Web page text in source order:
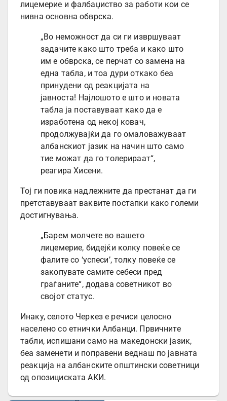
лицемерие и фалбаџиство за работи кои се
нивна основна обврска.
„Во неможност да си ги извршуваат
задачите како што треба и како што
им е обврска, се перчат со замена на
една табла, и тоа дури откако беа
принудени од реакцијата на
јавноста! Најлошото е што и новата
табла ја поставуваат како да е
изработена од некој ковач,
продолжувајќи да го омаловажуваат
албанскиот јазик на начин што само
тие можат да го толерираат“,
реагира Хисени.
Тој ги повика надлежните да престанат да ги
претставуваат ваквите постапки како големи
достигнувања.
„Барем молчете во вашето
лицемерие, бидејќи колку повеќе се
фалите со ‘успеси’, толку повеќе се
закопувате самите себеси пред
граѓаните“, додава советникот во
својот статус.
Инаку, селото Черкез е речиси целосно
населено со етнички Албанци. Првичните
табли, испишани само на македонски јазик,
беа заменети и поправени веднаш по јавната
реакција на албанските општински советници
од опозициската АКИ.